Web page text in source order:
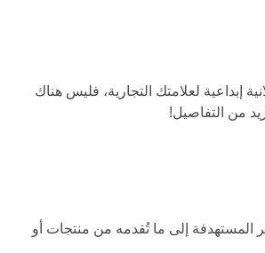
لعلامتك التجارية، فليس هناك
المستهدفة إلى ما تُقدمه من منتجات أو